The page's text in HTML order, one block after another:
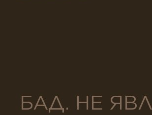
БАД. НЕ